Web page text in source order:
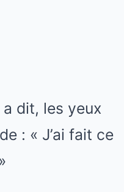
dit, les yeux
: « J’ai fait ce